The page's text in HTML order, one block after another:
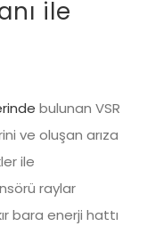
ile
bulunan VSR
ve oluşan arıza
ile
raylar
bara enerji hattı